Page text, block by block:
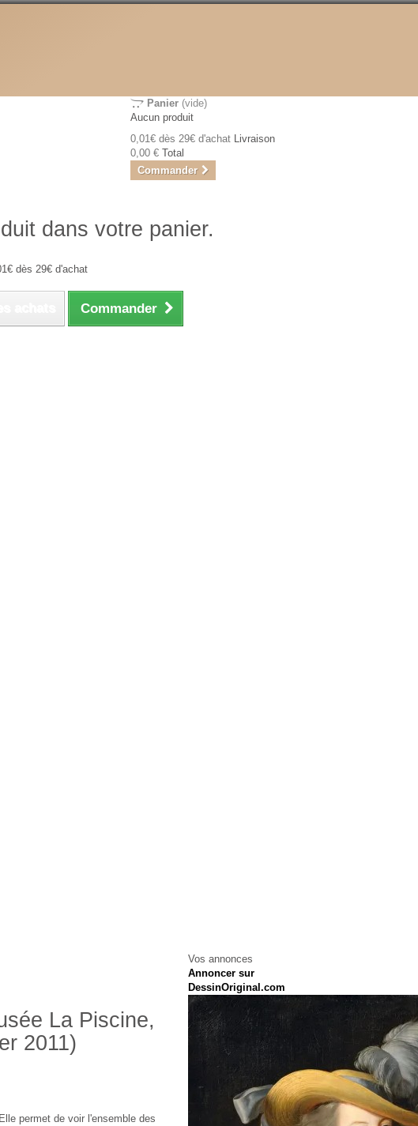
Panier (vide)
Aucun produit
0,01€ dès 29€ d'achat Livraison
0,00 € Total
Commander
dans votre panier.
dès 29€ d'achat
Commander
La Piscine,
2011)
permet de voir l'ensemble des
Vos annonces
Annoncer sur
DessinOriginal.com